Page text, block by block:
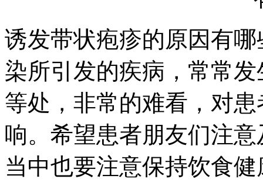
诱发带状疱疹的原因有
染所引发的疾病，常常
等处，非常的难看，对
响。希望患者朋友们注
当中也要注意保持饮食